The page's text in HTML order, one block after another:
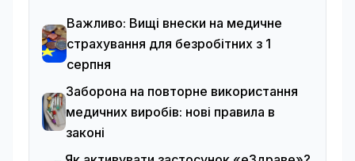
Важливо: Вищі внески на медичне
страхування для безробітних з 1
серпня
Заборона на повторне використання
медичних виробів: нові правила в
законі